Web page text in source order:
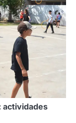
actividades